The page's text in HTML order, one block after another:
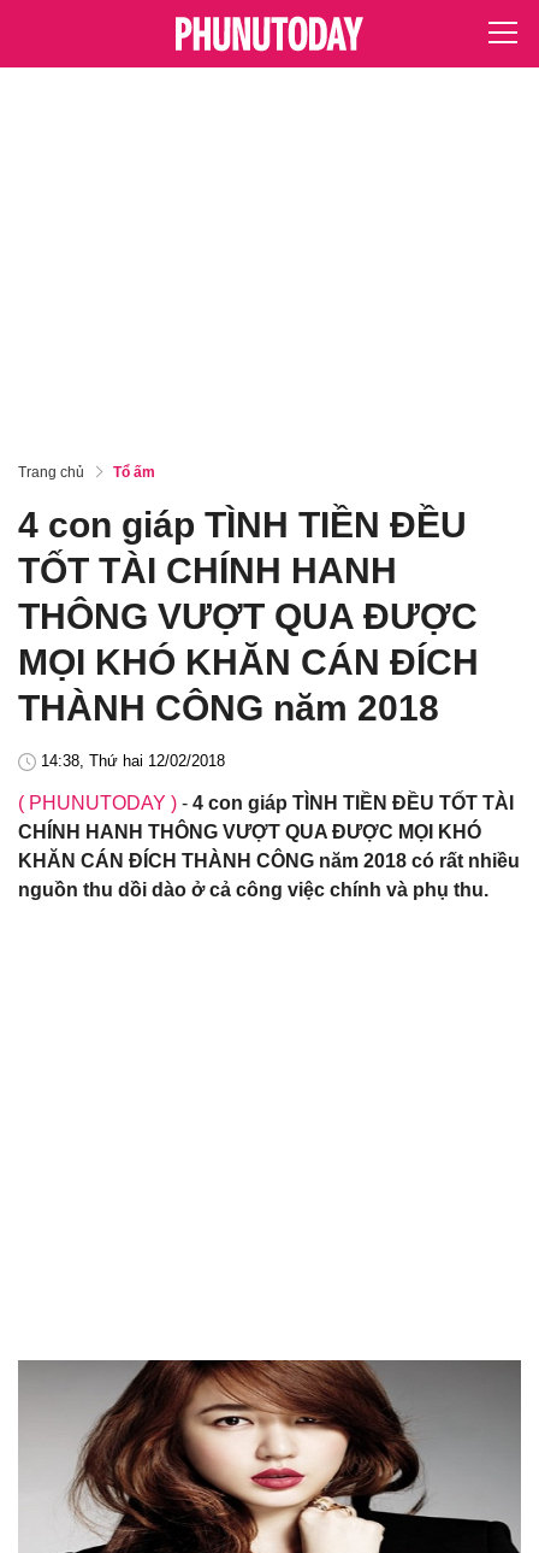
Trang chủ Tổ ấm
4 con giáp TÌNH TIỀN ĐỀU
TỐT TÀI CHÍNH HANH
THÔNG VƯỢT QUA ĐƯỢC
MỌI KHÓ KHĂN CÁN ĐÍCH
THÀNH CÔNG năm 2018
14:38, Thứ hai 12/02/2018
( PHUNUTODAY ) - 4 con giáp TÌNH TIỀN ĐỀU TỐT TÀI
CHÍNH HANH THÔNG VƯỢT QUA ĐƯỢC MỌI KHÓ
KHĂN CÁN ĐÍCH THÀNH CÔNG năm 2018 có rất nhiều
nguồn thu dồi dào ở cả công việc chính và phụ thu.